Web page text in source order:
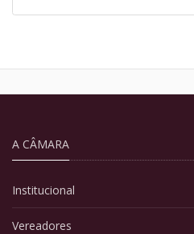
A CÂMARA
Institucional
Vereadores